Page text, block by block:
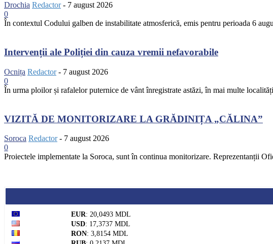
Drochia Redactor - 7 august 2026
0
În contextul Codului galben de instabilitate atmosferică, emis pentru perioada 6
Intervenții ale Poliției din cauza vremii nefavorabile
Ocnița Redactor - 7 august 2026
0
În urma ploilor și rafalelor puternice de vânt înregistrate astăzi, în mai multe
VIZITĂ DE MONITORIZARE LA GRĂDINIȚA „CĂLINA”
Soroca Redactor - 7 august 2026
0
Proiectele implementate la Soroca, sunt în continua monitorizare. Reprezentanții
EUR: 20,0493 MDL
USD: 17,3737 MDL
RON: 3,8154 MDL